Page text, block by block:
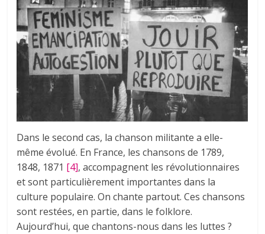
Dans le second cas, la chanson militante a elle-
même évolué. En France, les chansons de 1789,
1848, 1871 [4], accompagnent les révolutionnaires
et sont particulièrement importantes dans la
culture populaire. On chante partout. Ces chansons
sont restées, en partie, dans le folklore.
Aujourd’hui, que chantons-nous dans les luttes ?